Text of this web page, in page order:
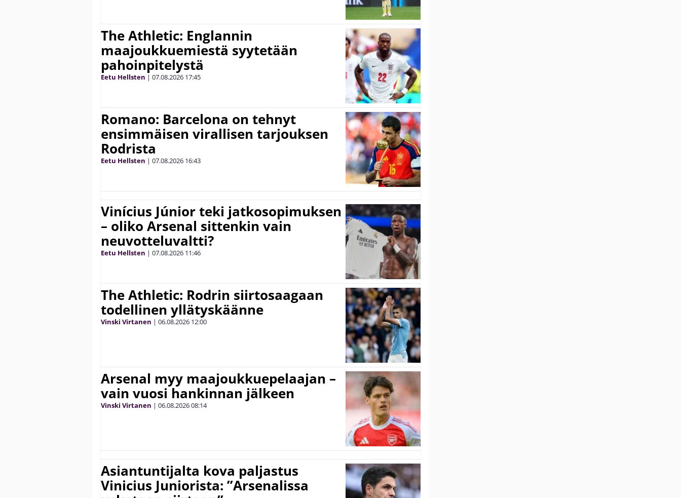
The Athletic: Englannin
maajoukkuemiestä syytetään
pahoinpitelystä
Eetu Hellsten | 07.08.2026 17:45
Romano: Barcelona on tehnyt
ensimmäisen virallisen tarjouksen
Rodrista
Eetu Hellsten | 07.08.2026 16:43
Vinícius Júnior teki jatkosopimuksen
– oliko Arsenal sittenkin vain
neuvotteluvaltti?
Eetu Hellsten | 07.08.2026 11:46
The Athletic: Rodrin siirtosaagaan
todellinen yllätyskäänne
Vinski Virtanen | 06.08.2026 12:00
Arsenal myy maajoukkuepelaajan –
vain vuosi hankinnan jälkeen
Vinski Virtanen | 06.08.202608:14
Asiantuntijalta kova paljastus
Vinicius Juniorista: ”Arsenalissa